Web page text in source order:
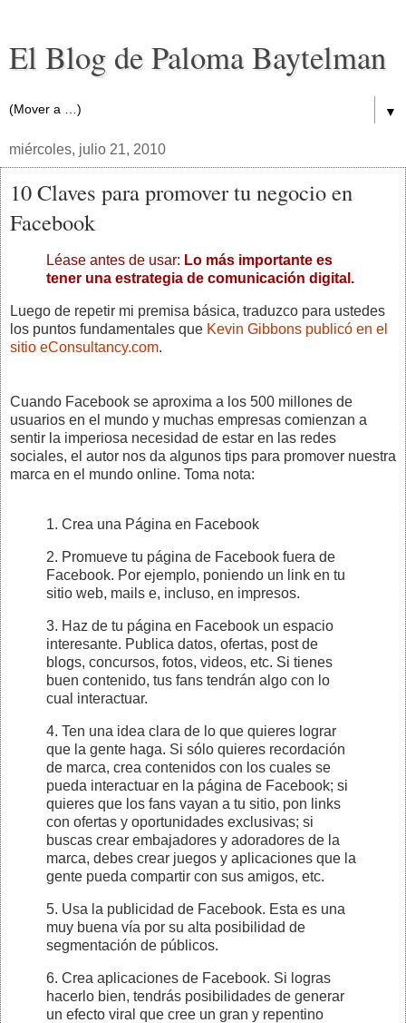
El Blog de Paloma Baytelman
▼
miércoles, julio 21, 2010
10 Claves para promover tu negocio en
Facebook
Léase antes de usar: Lo más importante es
tener una estrategia de comunicación digital.
Luego de repetir mi premisa básica, traduzco para ustedes
los puntos fundamentales que Kevin Gibbons publicó en el
sitio eConsultancy.com.
Cuando Facebook se aproxima a los 500 millones de
usuarios en el mundo y muchas empresas comienzan a
sentir la imperiosa necesidad de estar en las redes
sociales, el autor nos da algunos tips para promover nuestra
marca en el mundo online. Toma nota:
1. Crea una Página en Facebook
2. Promueve tu página de Facebook fuera de
Facebook. Por ejemplo, poniendo un link en tu
sitio web, mails e, incluso, en impresos.
3. Haz de tu página en Facebook un espacio
interesante. Publica datos, ofertas, post de
blogs, concursos, fotos, videos, etc. Si tienes
buen contenido, tus fans tendrán algo con lo
cual interactuar.
4. Ten una idea clara de lo que quieres lograr
que la gente haga. Si sólo quieres recordación
de marca, crea contenidos con los cuales se
pueda interactuar en la página de Facebook; si
quieres que los fans vayan a tu sitio, pon links
con ofertas y oportunidades exclusivas; si
buscas crear embajadores y adoradores de la
marca, debes crear juegos y aplicaciones que la
gente pueda compartir con sus amigos, etc.
5. Usa la publicidad de Facebook. Esta es una
muy buena vía por su alta posibilidad de
segmentación de públicos.
6. Crea aplicaciones de Facebook. Si logras
hacerlo bien, tendrás posibilidades de generar
un efecto viral que cree un gran y repentino